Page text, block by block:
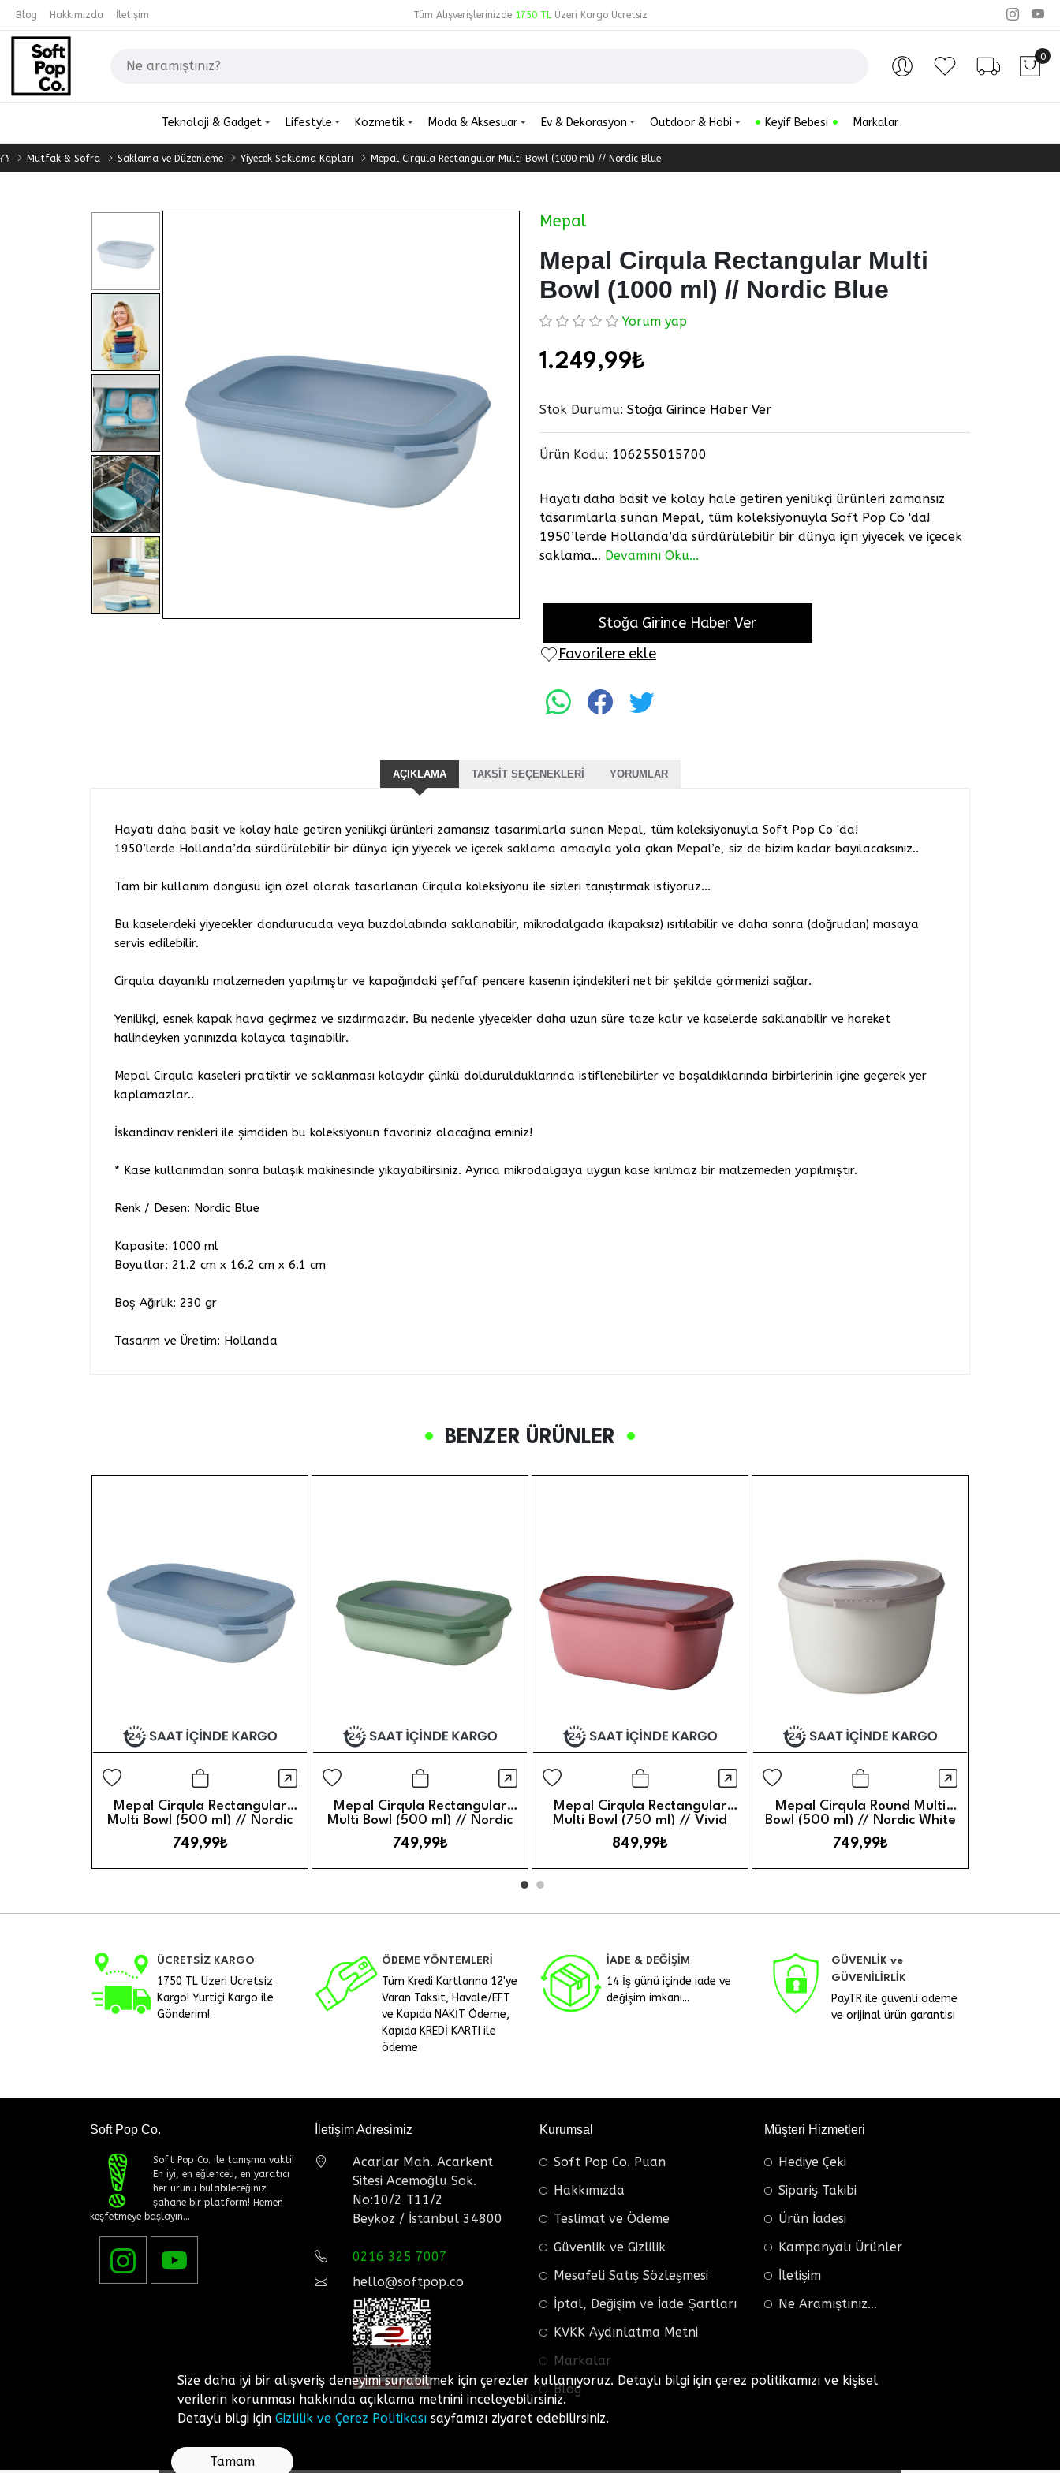
Blog Hakkımızda İletişim Tüm Alışverişlerinizde 1750 TLÜzeri Kargo Ücretsiz
Hesabım Favorilerim
Sipariş0
Teknoloji & Gadget Lifestyle Kozmetik Moda & Aksesuar Ev & Dekorasyon Outdoor & Hobi Keyif Bebesi Markalar
Mutfak & Sofra Saklama ve Düzenleme Yiyecek Saklama Kapları Mepal Cirqula Rectangular Multi Bowl (1000 ml) // Nordic Blue
Mepal
Mepal Cirqula Rectangular Multi
Bowl (1000 ml) // Nordic Blue
Yorum yap
1.249,99₺
Stok Durumu: Stoğa Girince Haber Ver
Ürün Kodu: 106255015700
Hayatı daha basit ve kolay hale getiren yenilikçi ürünleri zamansız
tasarımlarla sunan Mepal, tüm koleksiyonuyla Soft Pop Co 'da!
1950’lerde Hollanda’da sürdürülebilir bir dünya için yiyecek ve içecek
saklama… Devamını Oku...
Stoğa Girince Haber Ver
Favorilere ekle
AÇIKLAMA TAKSIT SEÇENEKLERI YORUMLAR
Hayatı daha basit ve kolay hale getiren yenilikçi ürünleri zamansız tasarımlarla sunan Mepal, tüm koleksiyonuyla Soft Pop Co 'da!
1950’lerde Hollanda’da sürdürülebilir bir dünya için yiyecek ve içecek saklama amacıyla yola çıkan Mepal’e, siz de bizim kadar bayılacaksınız..
Tam bir kullanım döngüsü için özel olarak tasarlanan Cirqula koleksiyonu ile sizleri tanıştırmak istiyoruz...
Bu kaselerdeki yiyecekler dondurucuda veya buzdolabında saklanabilir, mikrodalgada (kapaksız) ısıtılabilir ve daha sonra (doğrudan) masaya
servis edilebilir.
Cirqula dayanıklı malzemeden yapılmıştır ve kapağındaki şeffaf pencere kasenin içindekileri net bir şekilde görmenizi sağlar.
Yenilikçi, esnek kapak hava geçirmez ve sızdırmazdır. Bu nedenle yiyecekler daha uzun süre taze kalır ve kaselerde saklanabilir ve hareket
halindeyken yanınızda kolayca taşınabilir.
Mepal Cirqula kaseleri pratiktir ve saklanması kolaydır çünkü doldurulduklarında istiflenebilirler ve boşaldıklarında birbirlerinin içine geçerek yer
kaplamazlar..
İskandinav renkleri ile şimdiden bu koleksiyonun favoriniz olacağına eminiz!
* Kase kullanımdan sonra bulaşık makinesinde yıkayabilirsiniz. Ayrıca mikrodalgaya uygun kase kırılmaz bir malzemeden yapılmıştır.
Renk / Desen: Nordic Blue
Kapasite: 1000 ml
Boyutlar: 21.2 cm x 16.2 cm x 6.1 cm
Boş Ağırlık: 230 gr
Tasarım ve Üretim: Hollanda
BENZER ÜRÜNLER
Sepete Ekle
Hızlı Görünüm
Mepal Cirqula Rectangular
Multi Bowl (500 ml) // Nordic
Blue
749,99₺
Sepete Ekle
Hızlı Görünüm
Mepal Cirqula Rectangular
Multi Bowl (500 ml) // Nordic
Sage
749,99₺
Sepete Ekle
Hızlı Görünüm
Mepal Cirqula Rectangular
Multi Bowl (750 ml) // Vivid
Mauve
849,99₺
Sepete Ekle
Hızlı
Mepal Cirqula Round Multi
Bowl (500 ml) // Nordic White
749,99₺
ÜCRETSİZ KARGO
1750 TL Üzeri Ücretsiz
Kargo! Yurtiçi Kargo ile
Gönderim!
ÖDEME YÖNTEMLERİ
Tüm Kredi Kartlarına 12'ye
Varan Taksit, Havale/EFT
ve Kapıda NAKİT Ödeme,
Kapıda KREDİ KARTI ile
ödeme
İADE & DEĞİŞİM
14 İş günü içinde iade ve
değişim imkanı...
GÜVENLİK ve
GÜVENİLİRLİK
PayTR ile güvenli ödeme
ve orijinal ürün garantisi
Soft Pop Co.
Soft Pop Co. ile tanışma vakti!
En iyi, en eğlenceli, en yaratıcı
her ürünü bulabileceğiniz
şahane bir platform! Hemen
keşfetmeye başlayın...
İletişim Adresimiz
Acarlar Mah. Acarkent
Sitesi Acemoğlu Sok.
No:10/2 T11/2
Beykoz / İstanbul 34800
0216 325 7007
hello@softpop.co
Kurumsal
Soft Pop Co. Puan
Hakkımızda
Teslimat ve Ödeme
Güvenlik ve Gizlilik
Mesafeli Satış Sözleşmesi
İptal, Değişim ve İade Şartları
KVKK Aydınlatma Metni
Markalar
Blog
Müşteri Hizmetleri
Hediye Çeki
Sipariş Takibi
Ürün İadesi
Kampanyalı Ürünler
İletişim
Ne Aramıştınız…
Size daha iyi bir alışveriş deneyimi sunabilmek için çerezler kullanıyoruz. Detaylı bilgi için çerez politikamızı ve kişisel
verilerin korunması hakkında açıklama metnini inceleyebilirsiniz.
Detaylı bilgi için Gizlilik ve Çerez Politikasısayfamızı ziyaret edebilirsiniz.
Tamam